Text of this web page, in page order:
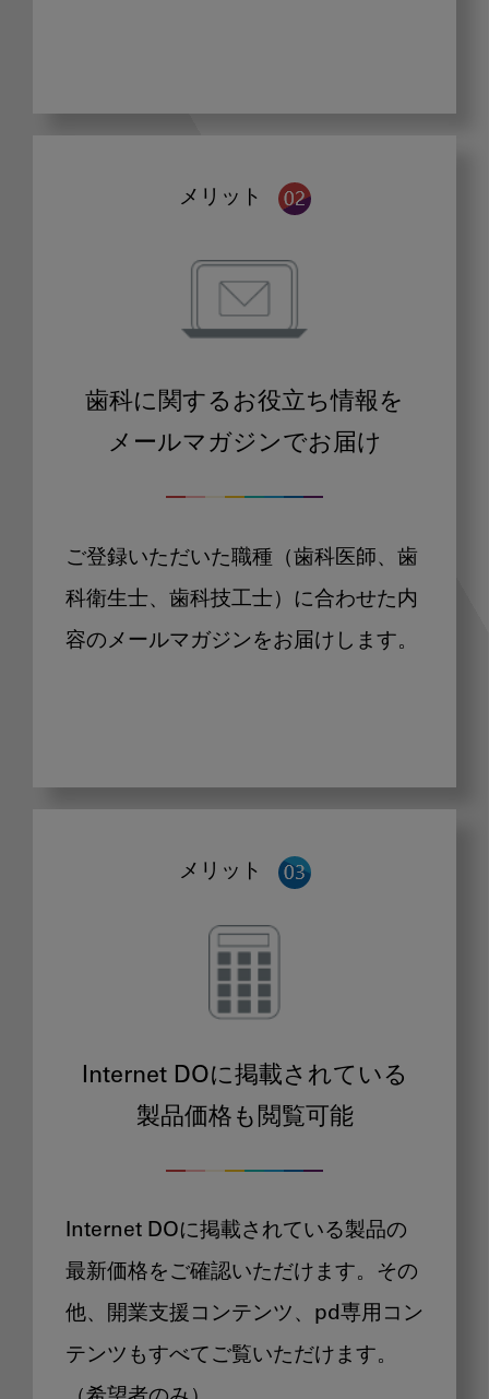
メリット
歯科に関するお役立ち情報を
メールマガジンでお届け
ご登録いただいた職種（歯科医師、歯
科衛生士、歯科技工士）に合わせた内
容のメールマガジンをお届けします。
メリット
Internet DOに掲載されている
製品価格も閲覧可能
Internet DOに掲載されている製品の
最新価格をご確認いただけます。その
他、開業支援コンテンツ、pd専用コン
テンツもすべてご覧いただけます。